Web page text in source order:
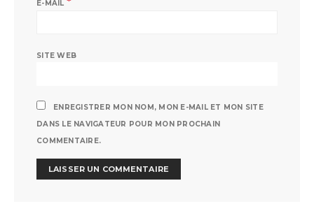
E-MAIL
SITE WEB
ENREGISTRER MON NOM, MON E-MAIL ET MON SITE
DANS LE NAVIGATEUR POUR MON PROCHAIN
COMMENTAIRE.